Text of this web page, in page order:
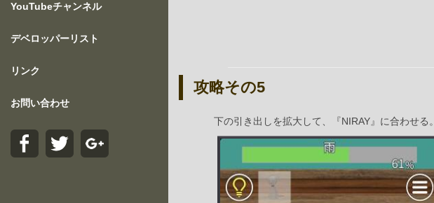
YouTubeチャンネル
デベロッパーリスト
リンク
お問い合わせ
攻略その5
下の引き出しを拡大して、『NIRAY』に合わせる。